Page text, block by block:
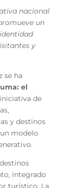
nacional
un
y
se ha
el
de
y destinos
modelo
integrado
turístico. La